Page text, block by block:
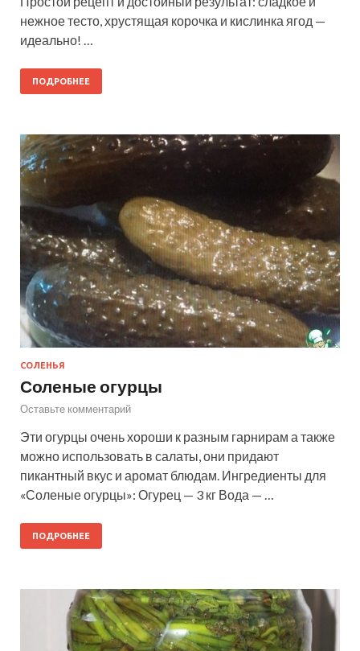
нежное тесто, хрустящая корочка и кислинка ягод —
идеально! …
ПОДРОБНЕЕ
СОЛЕНЬЯ
Соленые огурцы
Оставьте комментарий
Эти огурцы очень хороши к разным гарнирам а также
можно использовать в салаты, они придают
пикантный вкус и аромат блюдам. Ингредиенты для
«Соленые огурцы»: Огурец — 3 кг Вода — …
ПОДРОБНЕЕ